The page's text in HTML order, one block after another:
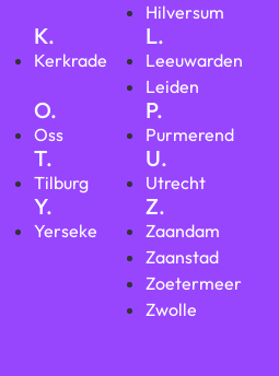
Hilversum
K.
Kerkrade
L.
Leeuwarden
Leiden
O.
Oss
P.
Purmerend
T.
Tilburg
U.
Utrecht
Y.
Yerseke
Z.
Zaandam
Zaanstad
Zoetermeer
Zwolle